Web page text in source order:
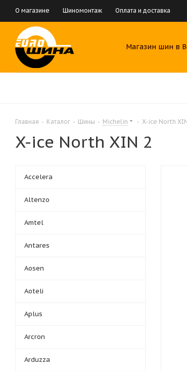
О магазине Шиномонтаж Оплата и доставка
Магазин шин в
Главная - Каталог - Шины - Michelin - X-ice North
X-ice North XIN 2
Accelera
Altenzo
Amtel
Antares
Aosen
Aoteli
Aplus
Arcron
Arduzza